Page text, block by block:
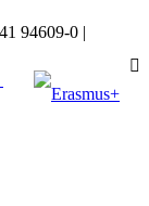
94609-0 |